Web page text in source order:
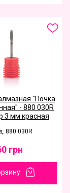
"Почка
- 880 030R
3 мм красная
880 030R
грн